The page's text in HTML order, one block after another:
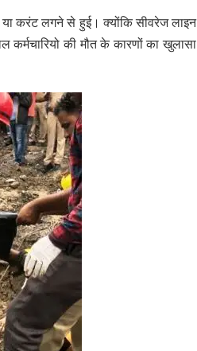
या करंट लगने से हुई। क्योंकि सीवरेज लाइन
की मौत के कारणों का खुलासा